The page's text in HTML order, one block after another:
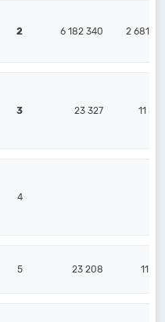
2 6 182 340 2 681 175
3 23 327 11 892
4
5 23 208 11 773